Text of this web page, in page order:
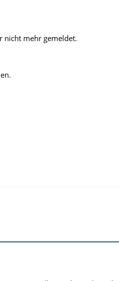
nicht mehr gemeldet.